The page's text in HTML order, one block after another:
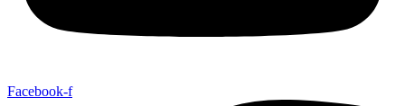
Facebook-f